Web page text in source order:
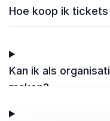
Hoe koop ik tickets
Kan ik als
maken?